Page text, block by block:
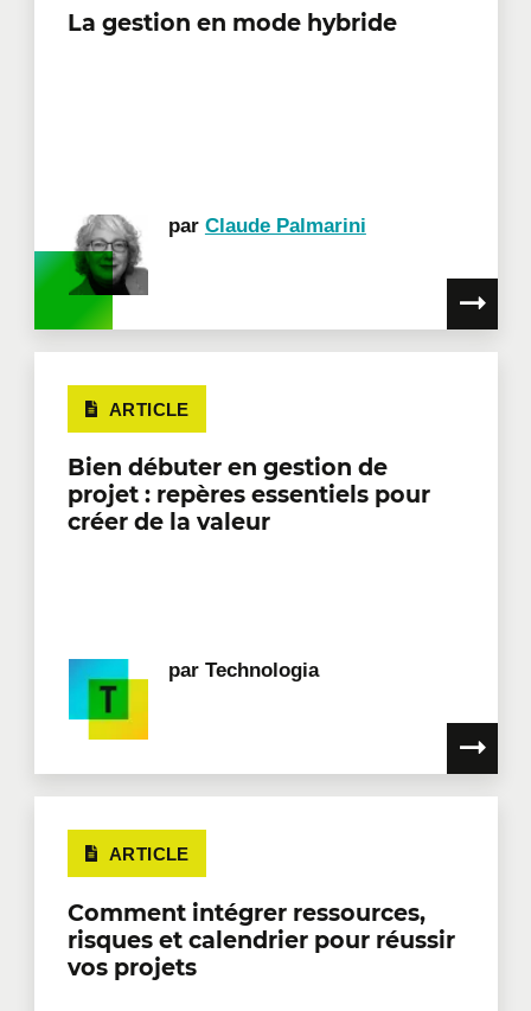
La gestion en mode hybride
par Claude Palmarini
ARTICLE
Bien débuter en gestion de
projet : repères essentiels pour
créer de la valeur
par Technologia
ARTICLE
Comment intégrer ressources,
risques et calendrier pour réussir
vos projets